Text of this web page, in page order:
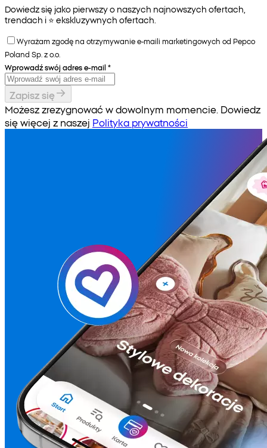
Dowiedz się jako pierwszy o naszych najnowszych ofertach,
trendach i ⭐️ ekskluzywnych ofertach.
Wyrażam zgodę na otrzymywanie e-maili marketingowych od Pepco
Poland Sp. z o.o.
Wprowadź swój adres e-mail *
Zapisz się
Możesz zrezygnować w dowolnym momencie. Dowiedz
się więcej z naszej Polityka prywatności